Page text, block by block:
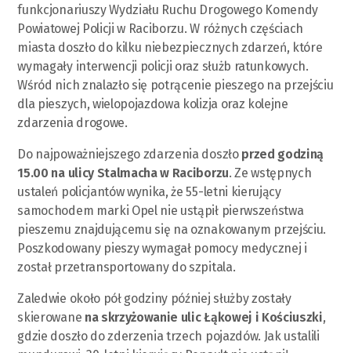
funkcjonariuszy Wydziału Ruchu Drogowego Komendy
Powiatowej Policji w Raciborzu. W różnych częściach
miasta doszło do kilku niebezpiecznych zdarzeń, które
wymagały interwencji policji oraz służb ratunkowych.
Wśród nich znalazło się potrącenie pieszego na przejściu
dla pieszych, wielopojazdowa kolizja oraz kolejne
zdarzenia drogowe.
Do najpoważniejszego zdarzenia doszło przed godziną
15.00 na ulicy Stalmacha w Raciborzu. Ze wstępnych
ustaleń policjantów wynika, że 55-letni kierujący
samochodem marki Opel nie ustąpił pierwszeństwa
pieszemu znajdującemu się na oznakowanym przejściu.
Poszkodowany pieszy wymagał pomocy medycznej i
został przetransportowany do szpitala.
Zaledwie około pół godziny później służby zostały
skierowane na skrzyżowanie ulic Łąkowej i Kościuszki,
gdzie doszło do zderzenia trzech pojazdów. Jak ustalili